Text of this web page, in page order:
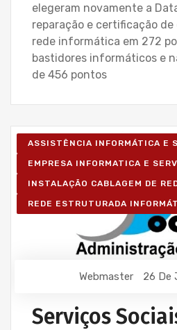
elegeram novamente a
reparação e certificação de
rede informática em 272
bastidores informáticos e
de 456 pontos
ASSISTÊNCIA INFORMÁTICA E
EMPRESA INFORMATICA E
INSTALAÇÃO CABLAGEM DE
REDE ESTRUTURADA
Webmaster 26 De
Serviços